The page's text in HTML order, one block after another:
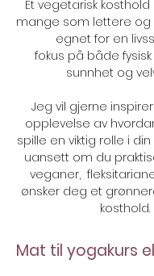
Et vegetarisk
mange som lettere
egnet for en
fokus på både
sunnhet og
Jeg vil gjerne
opplevelse av
spille en viktig rolle i
uansett om du
veganer,
ønsker deg et
kosthold.
Mat til yogakurs